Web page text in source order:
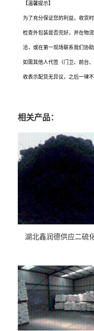
【温馨提示】
为了充分保证您的利益，收货
检查外包装是否完好，并在物
洽，或在第一现场联系我们协助
如需其他人代签（门卫、前台
收表示配货无异议，之后一律
相关产品：
湖北鑫润德供应二硫